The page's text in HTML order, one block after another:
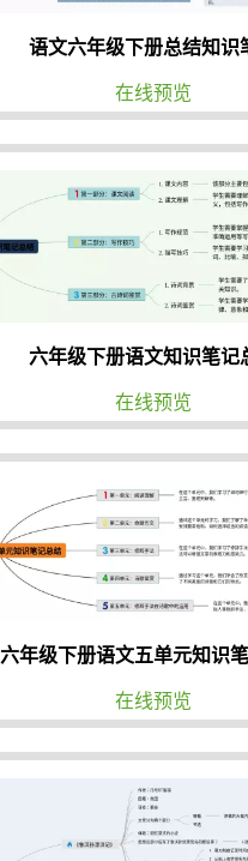
语文六年级下册总结知识
在线预览
六年级下册语文知识笔记
在线预览
六年级下册语文五单元知识
在线预览